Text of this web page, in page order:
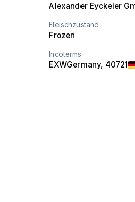
Alexander Eyckeler
Fleischzustand
Frozen
Incoterms
EXWGermany, 40721